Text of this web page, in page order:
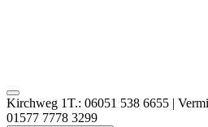
Kirchweg 1T.: 06051 538 6655 |
01577 7778 3299